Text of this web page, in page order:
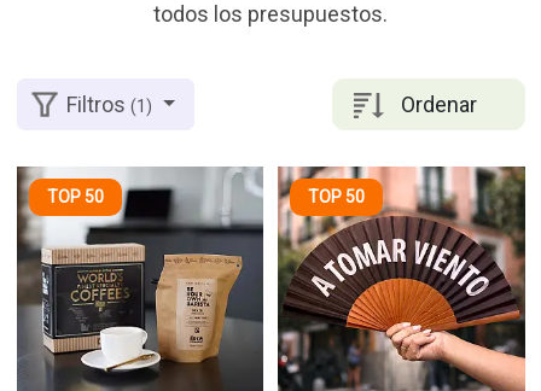
todos los presupuestos.
Ordenar
Filtros(1)
TOP 50 TOP 50